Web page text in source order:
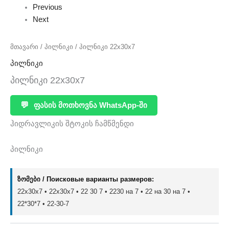
Previous
Next
მთავარი / პილნიკი / პილნიკი 22x30x7
პილნიკი
პილნიკი 22x30x7
💬 ფასის მოთხოვნა WhatsApp-ში
ჰიდრავლიკის შტოკის ჩამწმენდი
პილნიკი
ზომები / Поисковые варианты размеров:
22x30x7 • 22х30х7 • 22 30 7 • 2230 на 7 • 22 на 30 на 7 •
22*30*7 • 22-30-7